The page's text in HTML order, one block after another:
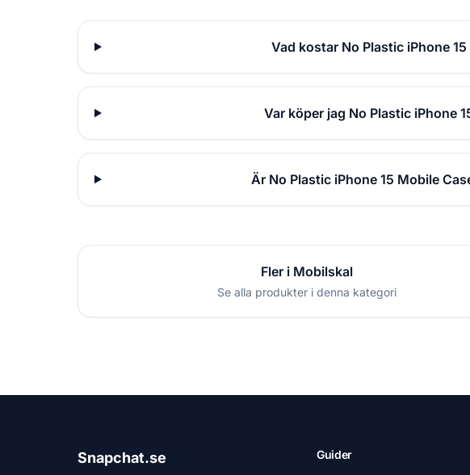
Vad kostar No Plastic iPhone
Var köper jag No Plastic iPhone
Är No Plastic iPhone 15 Mobile
Fler i Mobilskal
Se alla produkter i denna kategori
Snapchat.se Guider